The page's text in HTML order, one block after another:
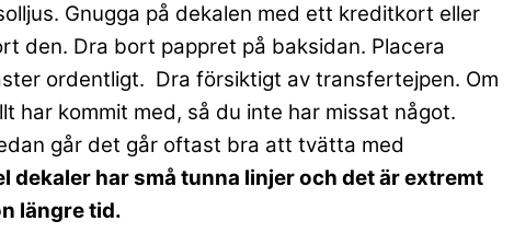
Gnugga på dekalen med ett kreditkort eller
den. Dra bort pappret på baksidan. Placera
ordentligt. Dra försiktigt av transfertejpen. Om
har kommit med, så du inte har missat något.
går det går oftast bra att tvätta med
dekaler har små tunna linjer och det är extremt
längre tid.